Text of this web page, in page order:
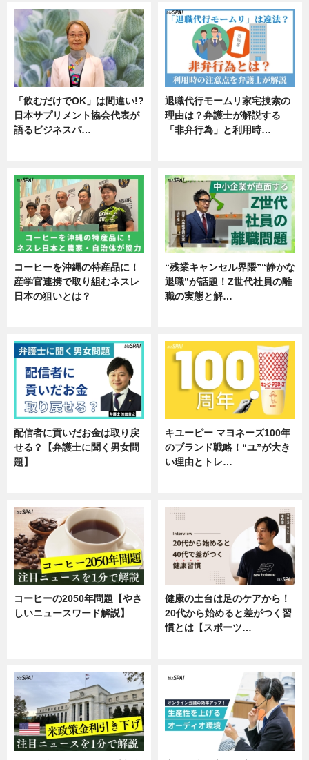
「飲むだけでOK」は間違い!?
日本サプリメント協会代表が
語るビジネスパ…
退職代行モームリ家宅捜索の
理由は？弁護士が解説する
「非弁行為」と利用時…
コーヒーを沖縄の特産品に！
産学官連携で取り組むネスレ
日本の狙いとは？
“残業キャンセル界隈”“静かな
退職”が話題！Z世代社員の離
職の実態と解…
配信者に貢いだお金は取り戻
せる？【弁護士に聞く男女問
題】
キユーピー マヨネーズ100年
のブランド戦略！“ユ”が大き
い理由とトレ…
コーヒーの2050年問題【やさ
しいニュースワード解説】
健康の土台は足のケアから！
20代から始めると差がつく習
慣とは【スポーツ…